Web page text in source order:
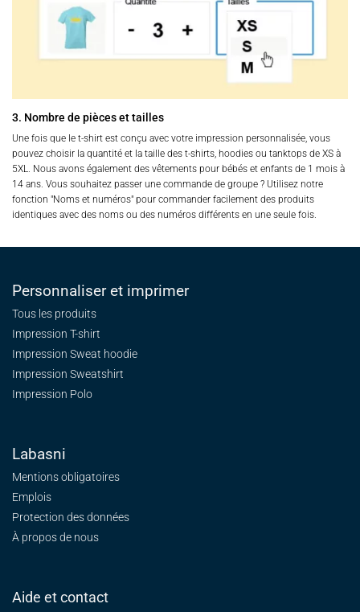
3. Nombre de pièces et tailles
Une fois que le t-shirt est conçu avec votre impression personnalisée, vous
pouvez choisir la quantité et la taille des t-shirts, hoodies ou tanktops de XS à
5XL. Nous avons également des vêtements pour bébés et enfants de 1 mois à
14 ans. Vous souhaitez passer une commande de groupe ? Utilisez notre
fonction "Noms et numéros" pour commander facilement des produits
identiques avec des noms ou des numéros différents en une seule fois.
Personnaliser et imprimer
Tous les produits
Impression T-shirt
Impression Sweat hoodie
Impression Sweatshirt
Impression Polo
Labasni
Mentions obligatoires
Emplois
Protection des données
À propos de nous
Aide et contact